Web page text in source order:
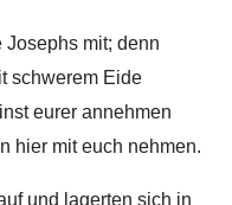
Josephs mit; denn
schwerem Eide
eurer annehmen
hier mit euch nehmen.
und lagerten sich in